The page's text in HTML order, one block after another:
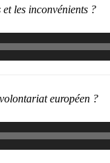
les inconvénients ?
européen ?